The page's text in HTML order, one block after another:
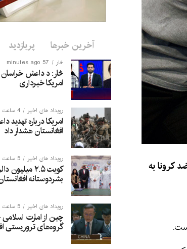
واکسین ضد کرونا به
آخرین خبرها پربازدید
څار 57 minutes ago
څار: د داعش
امریکا خبرداری
رویداد های اخیر 4 ساعت ago
امریکا درباره
افغانستان هشدار داد
رویداد های اخیر 5 ساعت ago
کویت ۲.۵
بشردوستانه
رویداد های اخیر 5 ساعت ago
چین از امارت
گروه‌های تروریستی